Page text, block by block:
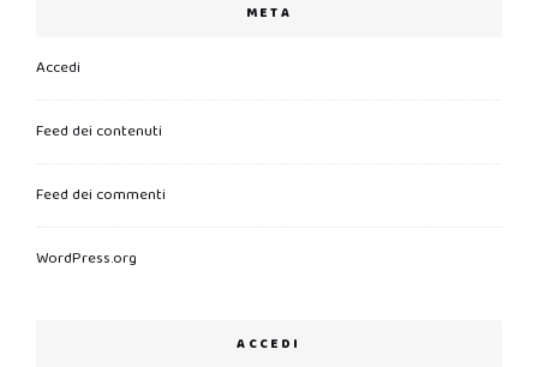
META
Accedi
Feed dei contenuti
Feed dei commenti
WordPress.org
ACCEDI